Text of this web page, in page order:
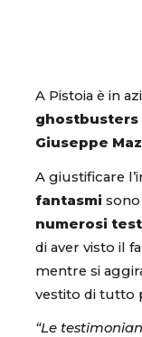
A Pistoia è in
ghostbusters
Giuseppe
A giustificare
fantasmi
numerosi
di aver visto il
mentre si
vestito di tutto
“Le